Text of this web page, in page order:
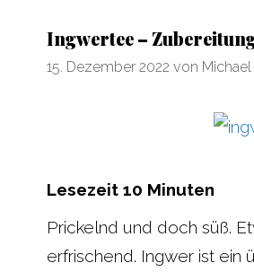
Ingwertee –
15. Dezember 2022 von Michael
Lesezeit 10 Minuten
Prickelnd und doch süß.
erfrischend. Ingwer ist ein